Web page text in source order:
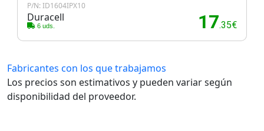
P/N: ID1604IPX10
Duracell
6 uds. 17.35€
Fabricantes con los que trabajamos
Los precios son estimativos y pueden variar según
disponibilidad del proveedor.